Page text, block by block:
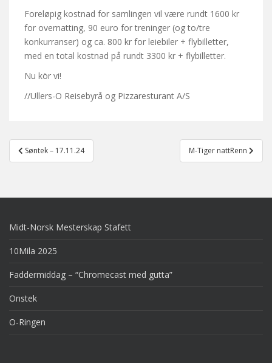
Foreløpig kostnad for samlingen vil være rundt 1600 kr
for overnatting, 90 euro for treninger (og to/tre
konkurranser) og ca. 800 kr for leiebiler + flybilletter,
med en total kostnad på rundt 3300 kr + flybilletter.
Nu kör vi!
//Ullers-O Reisebyrå og Pizzaresturant A/S
Post
navigation
Søntek – 17.11.24 M-Tiger nattRenn
Midt-Norsk Mesterskap Stafett
10Mila 2025
Faddermiddag – “Chromecast med gutta”
Onstek
O-Ringen